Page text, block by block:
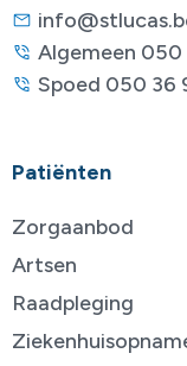
Algemeen 050
Spoed 050 36
Patiënten
Zorgaanbod
Artsen
Raadpleging